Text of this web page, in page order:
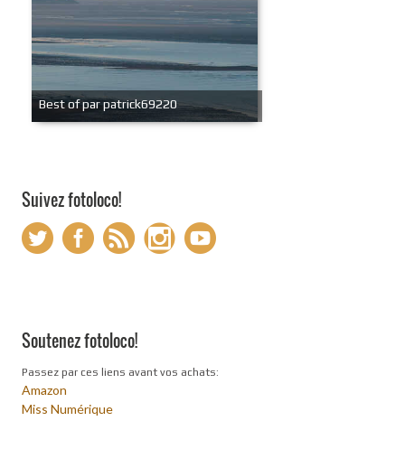
Best of par patrick69220
Suivez fotoloco!
Soutenez fotoloco!
Passez par ces liens avant vos achats:
Amazon
Miss Numérique